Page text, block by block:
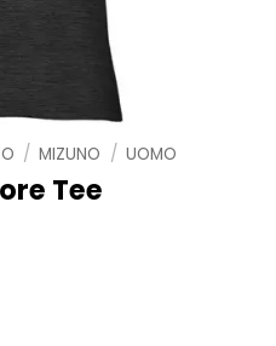
/ MIZUNO / UOMO
Tee